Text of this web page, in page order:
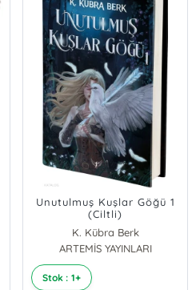
Unutulmuş Kuşlar Göğü 1
(Ciltli)
K. Kübra Berk
ARTEMİS YAYINLARI
Stok : 1+